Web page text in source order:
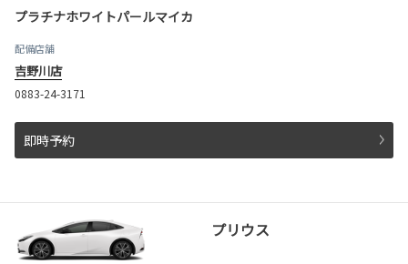
プラチナホワイトパールマイカ
配備店舗
吉野川店
0883-24-3171
即時予約
プリウス